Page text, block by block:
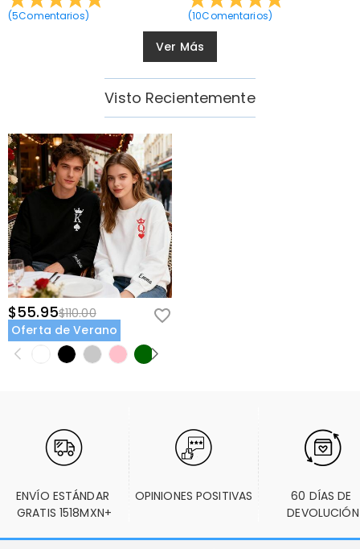
(5Comentarios) (10Comentarios)
Ver Más
Visto Recientemente
$55.95$110.00
Oferta de Verano
ENVÍO ESTÁNDAR
GRATIS 1518MXN+
OPINIONES POSITIVAS
60 DÍAS DE
DEVOLUCIÓN